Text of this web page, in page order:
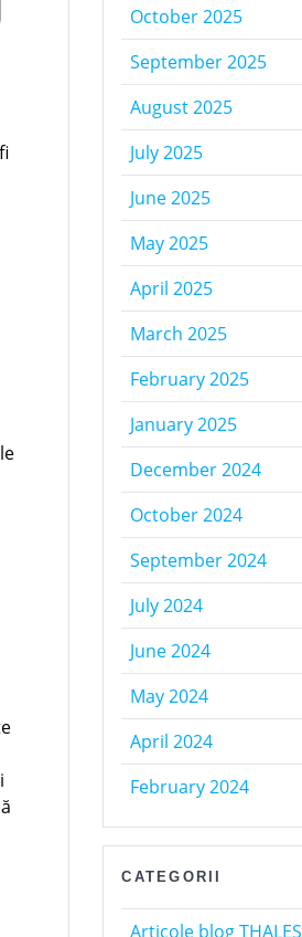
October 2025
September 2025
August 2025
July 2025
June 2025
May 2025
April 2025
March 2025
February 2025
January 2025
December 2024
October 2024
September 2024
July 2024
June 2024
May 2024
April 2024
February 2024
CATEGORII
Articole blog THALES